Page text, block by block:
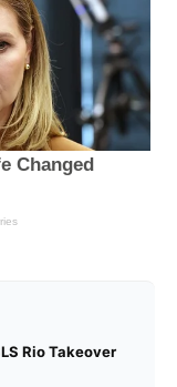
Rio Takeover